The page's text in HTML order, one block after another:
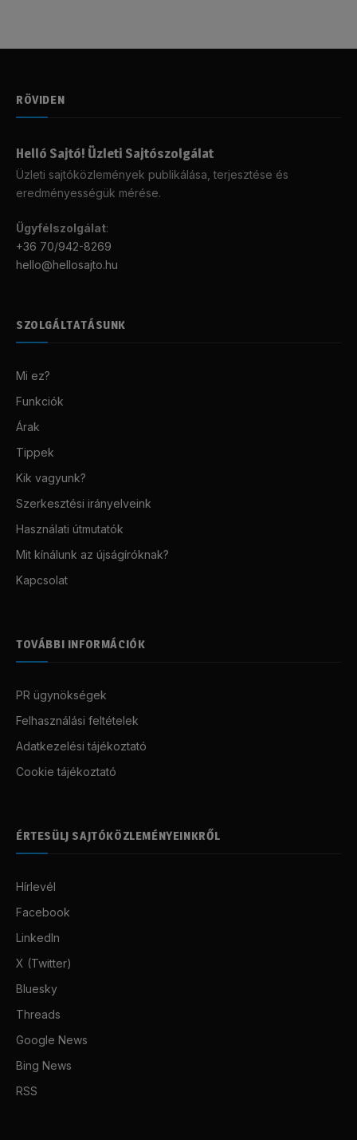
RÖVIDEN
Helló Sajtó! Üzleti Sajtószolgálat
Üzleti sajtóközlemények publikálása, terjesztése és
eredményességük mérése.
Ügyfélszolgálat:
+36 70/942-8269
hello@hellosajto.hu
SZOLGÁLTATÁSUNK
Mi ez?
Funkciók
Árak
Tippek
Kik vagyunk?
Szerkesztési irányelveink
Használati útmutatók
Mit kínálunk az újságíróknak?
Kapcsolat
TOVÁBBI INFORMÁCIÓK
PR ügynökségek
Felhasználási feltételek
Adatkezelési tájékoztató
Cookie tájékoztató
ÉRTESÜLJ SAJTÓKÖZLEMÉNYEINKRŐL
Hírlevél
Facebook
LinkedIn
X (Twitter)
Bluesky
Threads
Google News
Bing News
RSS